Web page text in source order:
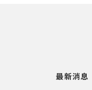
最新消息